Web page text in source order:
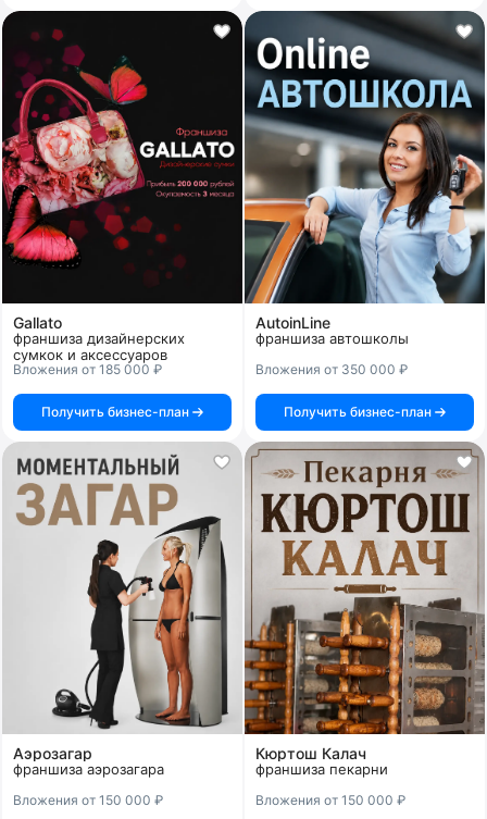
Gallato
франшиза дизайнерских
сумкок и аксессуаров
Вложения от 185 000 ₽
Получить бизнес-план
AutoinLine
франшиза автошколы
Вложения от 350 000 ₽
Получить бизнес-план
Аэрозагар
франшиза аэрозагара
Вложения от 150 000 ₽
Кюртош Калач
франшиза пекарни
Вложения от 150 000 ₽